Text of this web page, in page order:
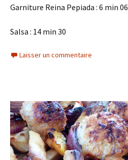
Garniture Reina Pepiada : 6 min 06
Salsa : 14 min 30
Laisser un commentaire